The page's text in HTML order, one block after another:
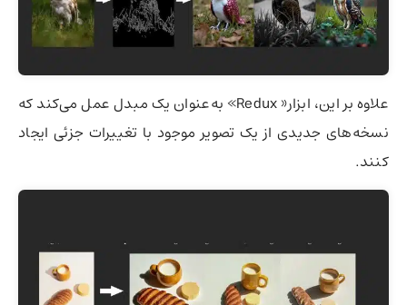
علاوه بر این، ابزار« Redux» به‌عنوان یک مبدل عمل می‌کند که
نسخه‌های جدیدی از یک تصویر موجود با تغییرات جزئی ایجاد
کنند.